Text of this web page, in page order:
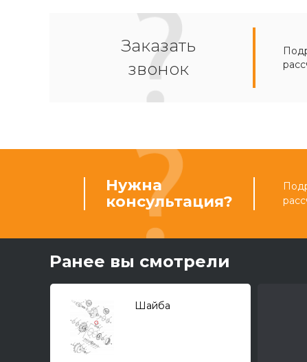
Заказать
звонок
Нужна
консультация?
Ранее вы смотрели
Шайба